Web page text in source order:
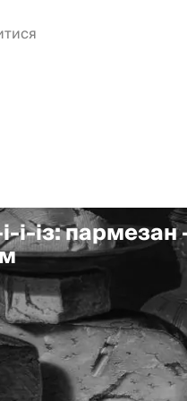
і-із: